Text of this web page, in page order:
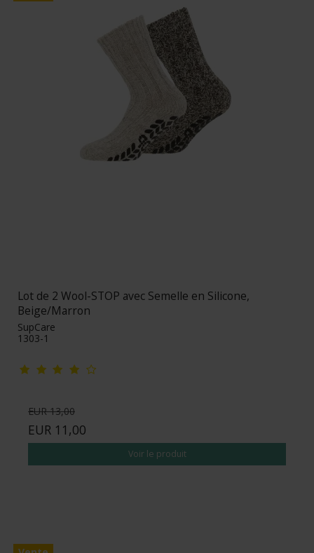
Lot de 2 Wool-STOP avec Semelle en Silicone,
Beige/Marron
SupCare
1303-1
EUR 13,00
EUR 11,00
Voir le produit